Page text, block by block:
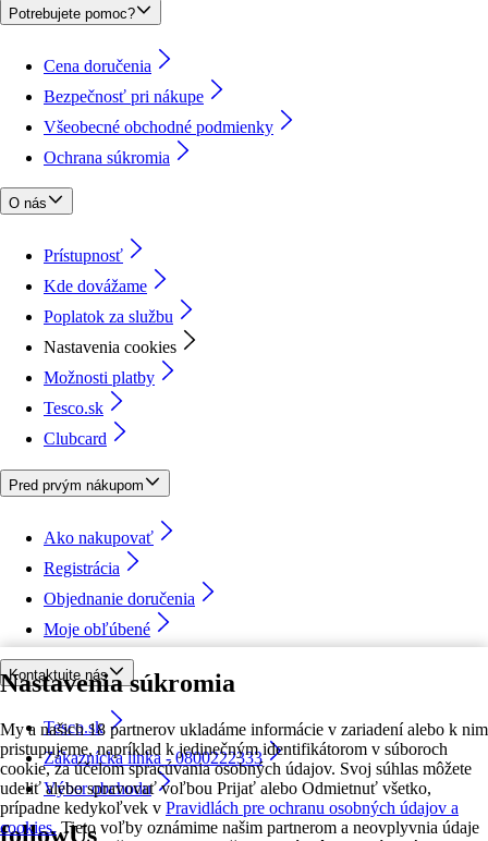
Nastavenia súkromia
My a našich 18 partnerov ukladáme informácie v zariadení alebo k nim
pristupujeme, napríklad k jedinečným identifikátorom v súboroch
cookie, za účelom spracúvania osobných údajov. Svoj súhlas môžete
udeliť alebo spravovať voľbou Prijať alebo Odmietnuť všetko,
prípadne kedykoľvek v Pravidlách pre ochranu osobných údajov a
cookies. Tieto voľby oznámime našim partnerom a neovplyvnia údaje
Potrebujete pomoc?
Cena doručenia
Bezpečnosť pri nákupe
Všeobecné obchodné podmienky
Ochrana súkromia
O nás
Prístupnosť
Kde dovážame
Poplatok za službu
Nastavenia cookies
Možnosti platby
Tesco.sk
Clubcard
Pred prvým nákupom
Ako nakupovať
Registrácia
Objednanie doručenia
Moje obľúbené
Kontaktujte nás
Tesco.sk
Zákaznícka linka - 0800222333
Výber obchodu
followUs